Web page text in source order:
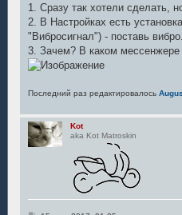
1. Сразу так хотели сделать,
2. В Настройках есть
"Вибросигнал") - поставь
3. Зачем? В каком
Последний раз редактировалось
Kot
aka Kot Matroskin